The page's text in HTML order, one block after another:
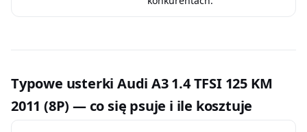
Typowe usterki Audi A3 1.4 TFSI 125 KM
2011 (8P) — co się psuje i ile kosztuje